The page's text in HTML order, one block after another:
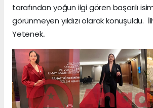
tarafından yoğun ilgi gören başarılı
görünmeyen yıldızı olarak konuşuldu.
Yetenek..